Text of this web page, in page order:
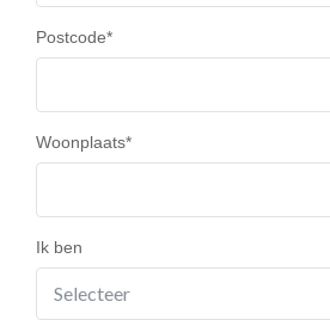
Postcode*
Woonplaats*
Ik ben